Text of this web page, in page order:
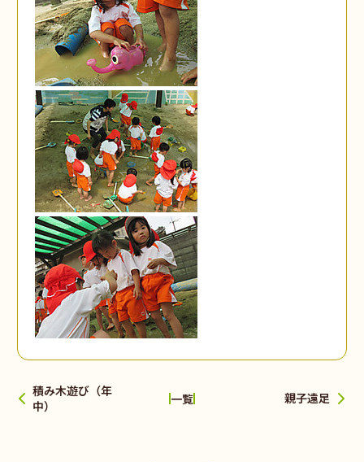
積み木遊び（年
中）
一覧 親子遠足